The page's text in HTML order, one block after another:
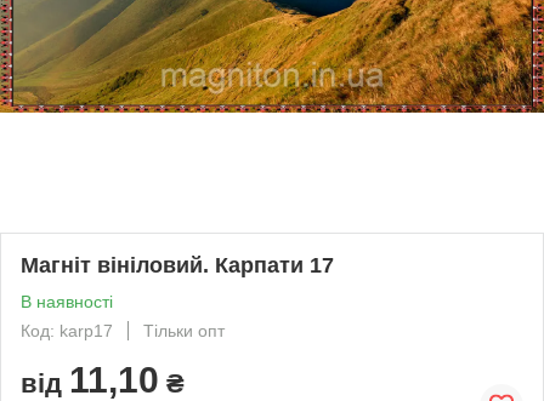
Магніт вініловий. Карпати 17
В наявності
Код: karp17
Тільки опт
від 11,10 ₴